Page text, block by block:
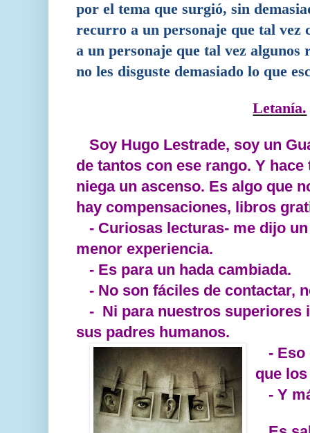
por el tema que surgió, sin
recurro a un personaje que tal vez
a un personaje que tal vez algunos
no les disguste demasiado lo que
Letanía.
Soy Hugo Lestrade, soy un
de tantos con ese rango. Y
niega un ascenso. Es algo que
hay compensaciones, libros
- Curiosas lecturas- me dijo
menor experiencia.
- Es para un hada cambiada.
- No son fáciles de contactar,
- Ni para nuestros superiores
sus padres humanos.
- Eso
que
- Y